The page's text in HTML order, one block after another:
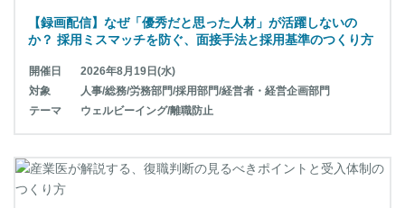
【録画配信】なぜ「優秀だと思った人材」が活躍しないの
か？ 採用ミスマッチを防ぐ、面接手法と採用基準のつくり方
開催日
2026年8月19日(水)
対象
人事/総務/労務部門/採用部門/経営者・経営企画部門
テーマ
ウェルビーイング/離職防止